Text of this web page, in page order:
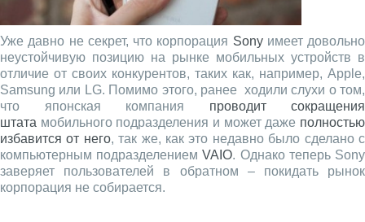
Уже давно не секрет, что корпорация Sonyимеет довольно
неустойчивую позицию на рынке мобильных устройств в
отличие от своих конкурентов, таких как, например, Apple,
Samsung или LG. Помимо этого, ранее ходили слухи о том,
что японская компания проводит сокращения
штата мобильного подразделения и может даже полностью
избавится от него, так же, как это недавно было сделано с
компьютерным подразделениемVAIO. Однако теперь Sony
заверяет пользователей в обратном – покидать рынок
корпорация не собирается.